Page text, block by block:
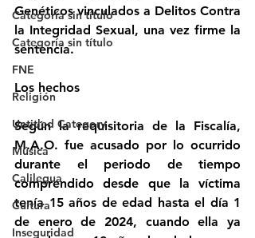
Categoría sin título
Categoría sin título
FNE
Religión
Untitled Category
Música
Calilegua
Cultura
Inseguridad
Genéticos vinculados a Delitos Contra
la Integridad Sexual, una vez firme la
sentencia.
Los hechos
Según la requisitoria de la Fiscalía,
M.A.O. fue acusado por lo ocurrido
durante el periodo de tiempo
comprendido desde que la víctima
tenía 15 años de edad hasta el día 1
de enero de 2024, cuando ella ya